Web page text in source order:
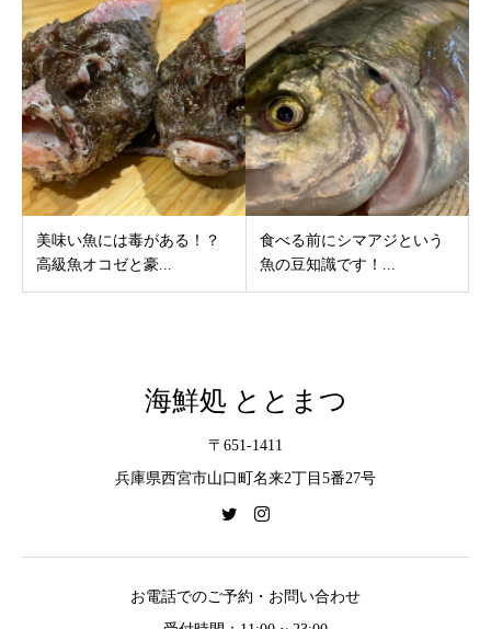
美味い魚には毒がある！？
高級魚オコゼと豪...
食べる前にシマアジという
魚の豆知識です！...
海鮮処 ととまつ
〒651-1411
兵庫県西宮市山口町名来2丁目5番27号
お電話でのご予約・お問い合わせ